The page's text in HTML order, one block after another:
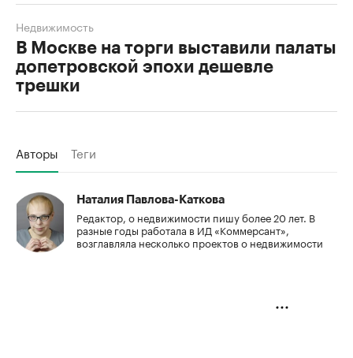
В Москве на торги выставили палаты
допетровской эпохи дешевле
трешки
Недвижимость
Авторы Теги
Наталия Павлова-Каткова
Редактор, о недвижимости пишу более 20 лет. В
разные годы работала в ИД «Коммерсант»,
возглавляла несколько проектов о недвижимости